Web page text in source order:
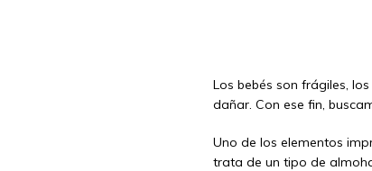
Los bebés son frágiles,
dañar. Con ese fin,
Uno de los elementos
trata de un tipo de